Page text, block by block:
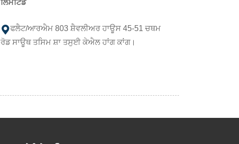
ਲਿਮਟਿਡ
ਫਲੈਟ/ਆਰਐਮ 803 ਸ਼ੈਵਲੀਅਰ ਹਾਊਸ 45-51 ਚਥਮ
ਰੋਡ ਸਾਊਥ ਤਸਿਮ ਸ਼ਾ ਤਸੁਈ ਕੇਐਲ ਹਾਂਗ ਕਾਂਗ।